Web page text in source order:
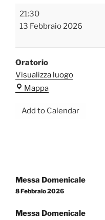
Prove
Periodiche
21:30
13 Febbraio 2026
Oratorio
Visualizza luogo
MappaOratorio
Add to Calendar
articoli
Messa Domenicale
8 Febbraio 2026
Messa Domenicale